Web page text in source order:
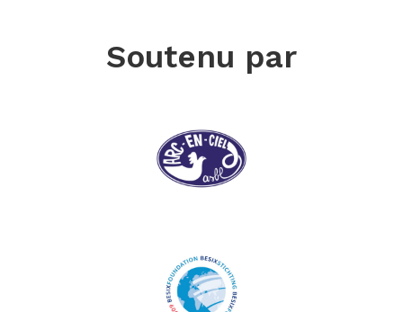
Soutenu par